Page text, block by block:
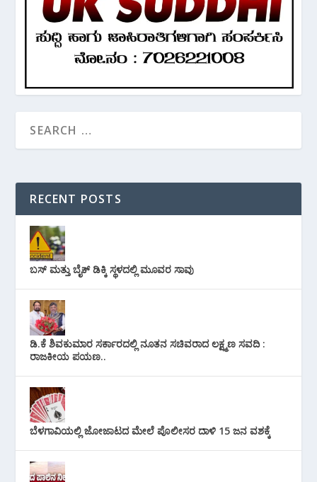
RECENT POSTS
ಬಸ್ ಮತ್ತು ಬೈಕ್ ಡಿಕ್ಕಿ ಸ್ಥಳದಲ್ಲಿ ಮೂವರ ಸಾವು
ಡಿ.ಕೆ ಶಿವಕುಮಾರ ಸರ್ಕಾರದಲ್ಲಿ ನೂತನ ಸಚಿವರಾದ ಲಕ್ಷ್ಮಣ ಸವದಿ :
ರಾಜಕೀಯ ಪಯಣ..
ಬೆಳಗಾವಿಯಲ್ಲಿ ಜೋಜಾಟದ ಮೇಲೆ ಪೊಲೀಸರ ದಾಳಿ 15 ಜನ ವಶಕ್ಕೆ